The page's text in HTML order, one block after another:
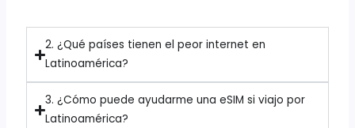
2. ¿Qué países tienen el peor internet en
Latinoamérica?
3. ¿Cómo puede ayudarme una eSIM si viajo por
Latinoamérica?